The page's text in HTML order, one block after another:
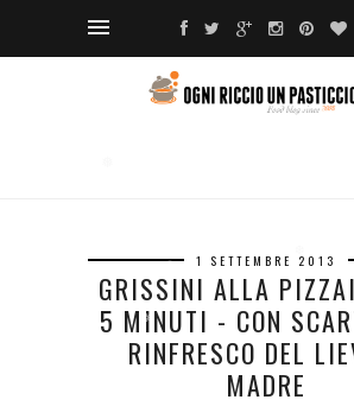
1 SETTEMBRE 2013
GRISSINI ALLA
5 MINUTI - CON
RINFRESCO DEL
MADRE
❆
❅
*